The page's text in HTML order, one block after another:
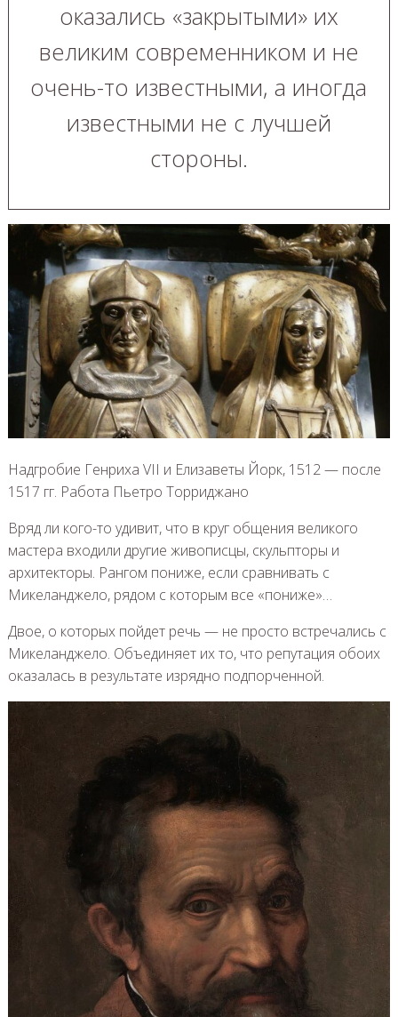
оказались «закрытыми» их
великим современником и не
очень-то известными, а иногда
известными не с лучшей
стороны.
Надгробие Генриха VII и Елизаветы Йорк, 1512 — после
1517 гг. Работа Пьетро Торриджано
Вряд ли кого-то удивит, что в круг общения великого
мастера входили другие живописцы, скульпторы и
архитекторы. Рангом пониже, если сравнивать с
Микеланджело, рядом с которым все «пониже»…
Двое, о которых пойдет речь — не просто встречались с
Микеланджело. Объединяет их то, что репутация обоих
оказалась в результате изрядно подпорченной.